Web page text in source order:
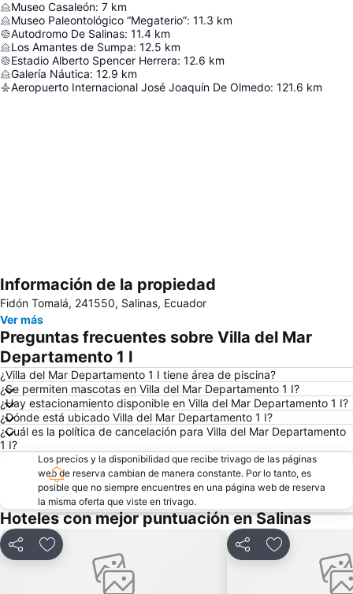
Museo Casaleón: 7 km
Museo Paleontológico “Megaterio”: 11.3 km
Autodromo De Salinas: 11.4 km
Los Amantes de Sumpa: 12.5 km
Estadio Alberto Spencer Herrera: 12.6 km
Galería Náutica: 12.9 km
Aeropuerto Internacional José Joaquín De Olmedo: 121.6 km
Ampliar mapa
Información de la propiedad
Fidón Tomalá, 241550, Salinas, Ecuador
Ver más
Preguntas frecuentes sobre Villa del Mar
Departamento 1 I
¿Villa del Mar Departamento 1 I tiene área de piscina?
¿Se permiten mascotas en Villa del Mar Departamento 1 I?
¿Hay estacionamiento disponible en Villa del Mar Departamento 1 I?
¿Dónde está ubicado Villa del Mar Departamento 1 I?
¿Cuál es la política de cancelación para Villa del Mar Departamento
1 I?
Los precios y la disponibilidad que recibe trivago de las páginas
web de reserva cambian de manera constante. Por lo tanto, es
posible que no siempre encuentres en una página web de reserva
la misma oferta que viste en trivago.
Hoteles con mejor puntuación en Salinas
CompartirAgregar a favoritos CompartirAgregar a